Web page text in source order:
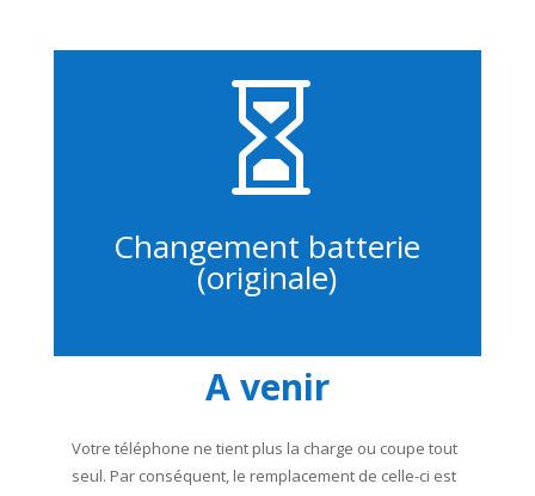

Changement batterie
(originale)
A venir
Votre téléphone ne tient plus la charge ou coupe tout
seul. Par conséquent, le remplacement de celle-ci est